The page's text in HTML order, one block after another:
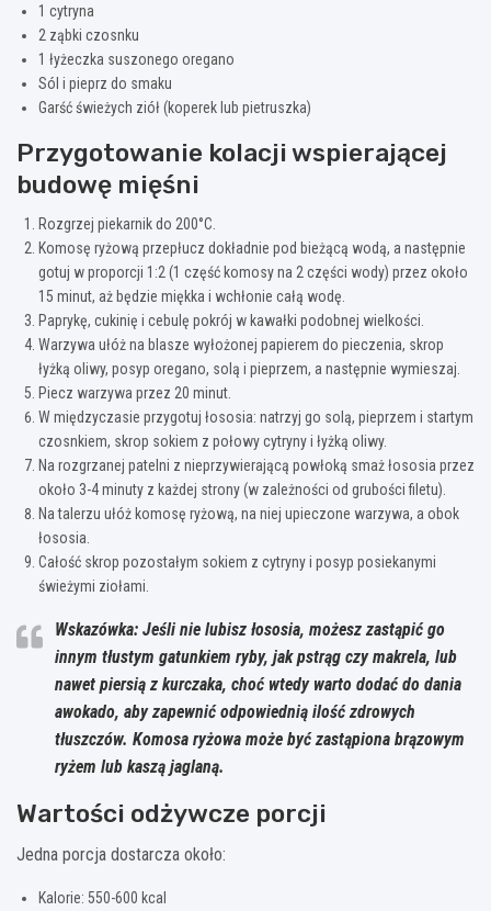
1 cytryna
2 ząbki czosnku
1 łyżeczka suszonego oregano
Sól i pieprz do smaku
Garść świeżych ziół (koperek lub pietruszka)
Przygotowanie kolacji wspierającej
budowę mięśni
Rozgrzej piekarnik do 200°C.
Komosę ryżową przepłucz dokładnie pod bieżącą wodą, a następnie
gotuj w proporcji 1:2 (1 część komosy na 2 części wody) przez około
15 minut, aż będzie miękka i wchłonie całą wodę.
Paprykę, cukinię i cebulę pokrój w kawałki podobnej wielkości.
Warzywa ułóż na blasze wyłożonej papierem do pieczenia, skrop
łyżką oliwy, posyp oregano, solą i pieprzem, a następnie wymieszaj.
Piecz warzywa przez 20 minut.
W międzyczasie przygotuj łososia: natrzyj go solą, pieprzem i startym
czosnkiem, skrop sokiem z połowy cytryny i łyżką oliwy.
Na rozgrzanej patelni z nieprzywierającą powłoką smaż łososia przez
około 3-4 minuty z każdej strony (w zależności od grubości filetu).
Na talerzu ułóż komosę ryżową, na niej upieczone warzywa, a obok
łososia.
Całość skrop pozostałym sokiem z cytryny i posyp posiekanymi
świeżymi ziołami.
Wskazówka: Jeśli nie lubisz łososia, możesz zastąpić go
innym tłustym gatunkiem ryby, jak pstrąg czy makrela, lub
nawet piersią z kurczaka, choć wtedy warto dodać do dania
awokado, aby zapewnić odpowiednią ilość zdrowych
tłuszczów. Komosa ryżowa może być zastąpiona brązowym
ryżem lub kaszą jaglaną.
Wartości odżywcze porcji
Jedna porcja dostarcza około:
Kalorie: 550-600 kcal